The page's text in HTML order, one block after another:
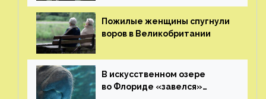
ему жизнь
Пожилые женщины спугнули
воров в Великобритании
В искусственном озере
во Флориде «завелся»